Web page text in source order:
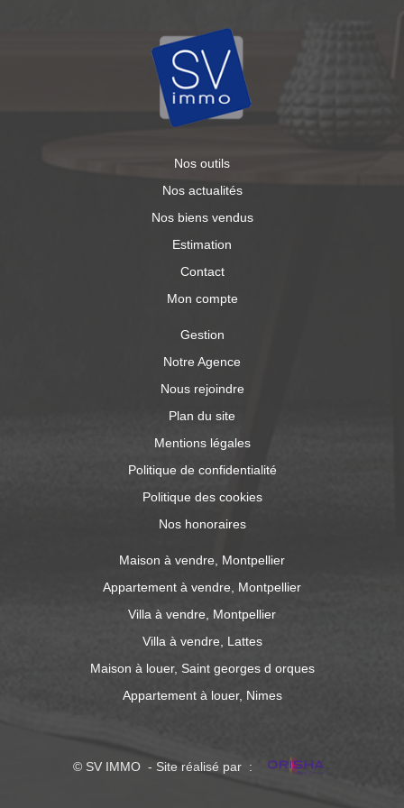
Nos outils
Nos actualités
Nos biens vendus
Estimation
Contact
Mon compte
Gestion
Notre Agence
Nous rejoindre
Plan du site
Mentions légales
Politique de confidentialité
Politique des cookies
Nos honoraires
Maison à vendre, Montpellier
Appartement à vendre, Montpellier
Villa à vendre, Montpellier
Villa à vendre, Lattes
Maison à louer, Saint georges d orques
Appartement à louer, Nimes
© SV IMMO - Site réalisé par :